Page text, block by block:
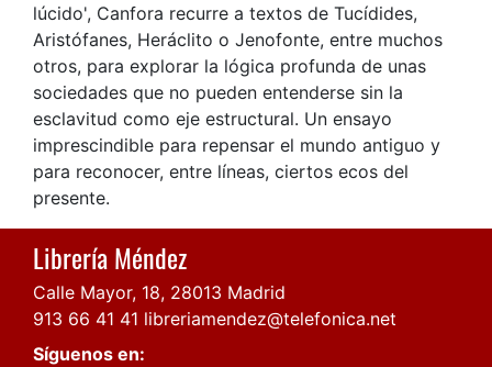
lúcido', Canfora recurre a textos de Tucídides,
Aristófanes, Heráclito o Jenofonte, entre muchos
otros, para explorar la lógica profunda de unas
sociedades que no pueden entenderse sin la
esclavitud como eje estructural. Un ensayo
imprescindible para repensar el mundo antiguo y
para reconocer, entre líneas, ciertos ecos del
presente.
Librería Méndez
Calle Mayor, 18, 28013 Madrid
913 66 41 41 libreriamendez@telefonica.net
Síguenos en: